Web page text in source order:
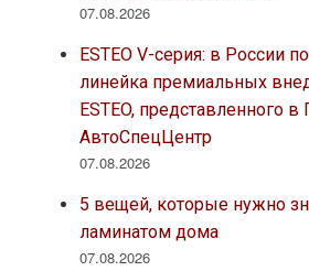
07.08.2026
ESTEO V-серия: в России
линейка премиальных
ESTEO, представленного в
АвтоСпецЦентр
07.08.2026
5 вещей, которые нужно
ламинатом дома
07.08.2026